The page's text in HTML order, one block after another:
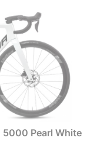
5000 Pearl White